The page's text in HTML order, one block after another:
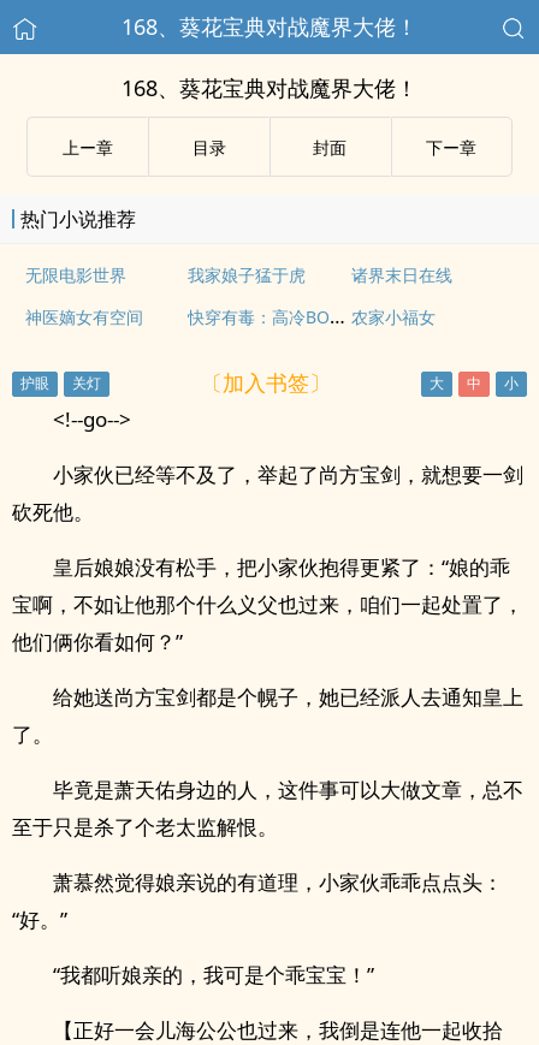
168、葵花宝典对战魔界大佬！
168、葵花宝典对战魔界大佬！
上ー章 目录 封面 下ー章
热门小说推荐
无限电影世界 我家娘子猛于虎
诸界末日在线
神医嫡女有空间
快穿有毒：高冷BOSS撩不动 农家小福女
〔加入书签〕
<!--go-->
小家伙已经等不及了，举起了尚方宝剑，就想要一剑
砍死他。
皇后娘娘没有松手，把小家伙抱得更紧了：“娘的乖
宝啊，不如让他那个什么义父也过来，咱们一起处置了，
他们俩你看如何？”
给她送尚方宝剑都是个幌子，她已经派人去通知皇上
了。
毕竟是萧天佑身边的人，这件事可以大做文章，总不
至于只是杀了个老太监解恨。
萧慕然觉得娘亲说的有道理，小家伙乖乖点点头：
“好。”
“我都听娘亲的，我可是个乖宝宝！”
【正好一会儿海公公也过来，我倒是连他一起收拾